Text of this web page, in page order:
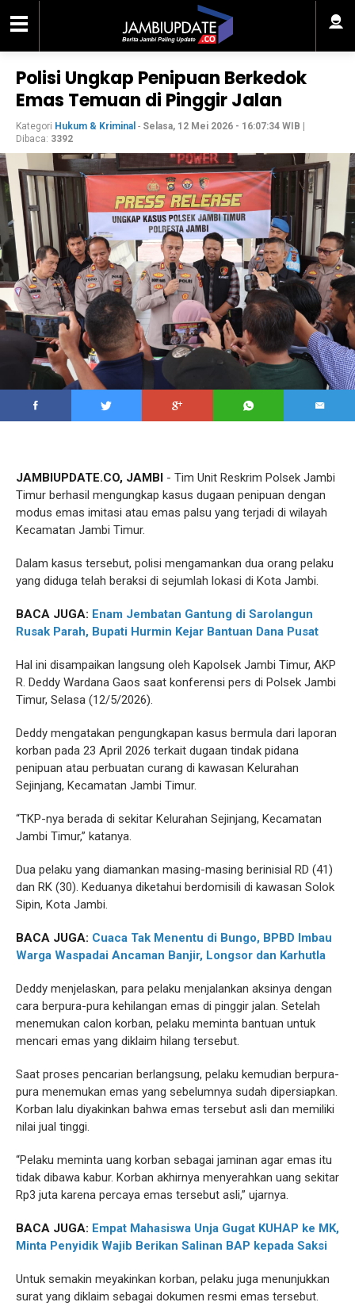
Polisi Ungkap Penipuan Berkedok
Emas Temuan di Pinggir Jalan
Kategori Hukum & Kriminal - Selasa, 12 Mei 2026 - 16:07:34 WIB
Dibaca: 3392
JAMBIUPDATE.CO, JAMBI - Tim Unit Reskrim Polsek Jambi
Timur berhasil mengungkap kasus dugaan penipuan dengan
modus emas imitasi atau emas palsu yang terjadi di wilayah
Kecamatan Jambi Timur.
Dalam kasus tersebut, polisi mengamankan dua orang pelaku
yang diduga telah beraksi di sejumlah lokasi di Kota Jambi.
BACA JUGA: Enam Jembatan Gantung di Sarolangun
Rusak Parah, Bupati Hurmin Kejar Bantuan Dana Pusat
Hal ini disampaikan langsung oleh Kapolsek Jambi Timur, AKP
R. Deddy Wardana Gaos saat konferensi pers di Polsek Jambi
Timur, Selasa (12/5/2026).
Deddy mengatakan pengungkapan kasus bermula dari laporan
korban pada 23 April 2026 terkait dugaan tindak pidana
penipuan atau perbuatan curang di kawasan Kelurahan
Sejinjang, Kecamatan Jambi Timur.
“TKP-nya berada di sekitar Kelurahan Sejinjang, Kecamatan
Jambi Timur,” katanya.
Dua pelaku yang diamankan masing-masing berinisial RD (41)
dan RK (30). Keduanya diketahui berdomisili di kawasan Solok
Sipin, Kota Jambi.
BACA JUGA: Cuaca Tak Menentu di Bungo, BPBD Imbau
Warga Waspadai Ancaman Banjir, Longsor dan Karhutla
Deddy menjelaskan, para pelaku menjalankan aksinya dengan
cara berpura-pura kehilangan emas di pinggir jalan. Setelah
menemukan calon korban, pelaku meminta bantuan untuk
mencari emas yang diklaim hilang tersebut.
Saat proses pencarian berlangsung, pelaku kemudian berpura-
pura menemukan emas yang sebelumnya sudah dipersiapkan.
Korban lalu diyakinkan bahwa emas tersebut asli dan memiliki
nilai jual tinggi.
“Pelaku meminta uang korban sebagai jaminan agar emas itu
tidak dibawa kabur. Korban akhirnya menyerahkan uang sekitar
Rp3 juta karena percaya emas tersebut asli,” ujarnya.
BACA JUGA: Empat Mahasiswa Unja Gugat KUHAP ke MK,
Minta Penyidik Wajib Berikan Salinan BAP kepada Saksi
Untuk semakin meyakinkan korban, pelaku juga menunjukkan
surat yang diklaim sebagai dokumen resmi emas tersebut.